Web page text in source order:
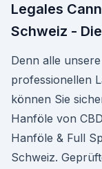
Legales
Schweiz -
Denn alle
professionellen
können Sie
Hanföle von
Hanföle & Full
Schweiz.